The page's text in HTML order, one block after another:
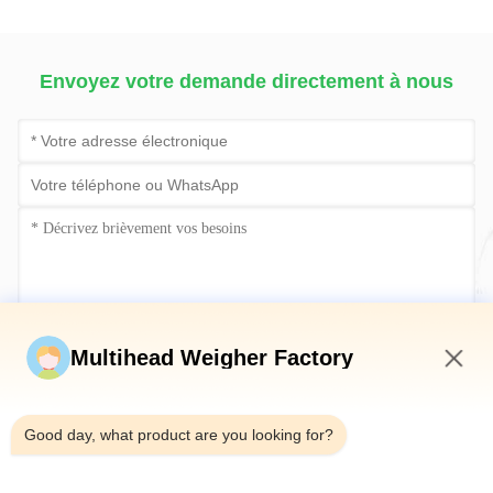
Envoyez votre demande directement à nous
Soumettez maintenant
Multihead Weigher Factory
Good day, what product are you looking for?